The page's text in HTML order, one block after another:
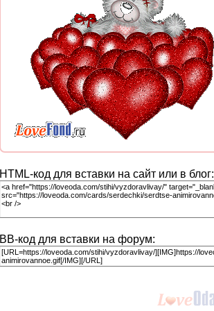
HTML-код для вставки на сайт или в блог:
BB-код для вставки на форум: